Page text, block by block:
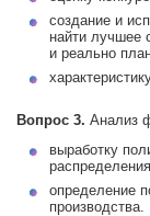
создание и
найти лучшее
и реально
Вопрос 3. Анализ
выработку
определение
производства.